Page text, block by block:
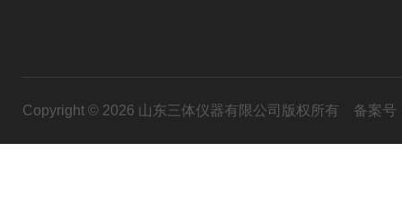
Copyright © 2026 山东三体仪器有限公司版权所有 备案号